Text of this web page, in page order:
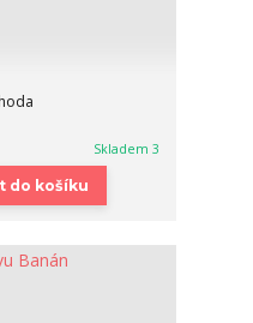
Skladem 3
do košíku